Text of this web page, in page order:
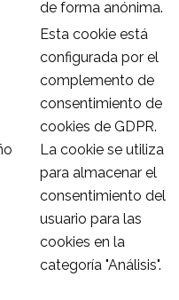
de forma anónima.
Esta cookie está
configurada por el
complemento de
consentimiento de
cookies de GDPR.
La cookie se utiliza
para almacenar el
consentimiento del
usuario para las
cookies en la
categoría "Análisis".